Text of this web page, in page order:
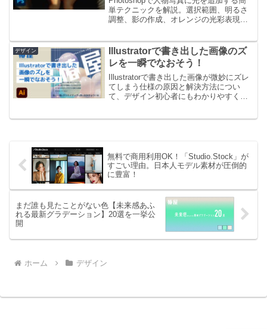
単テクニックを解説。選択範囲、明るさ
調整、影の作成、オレンジの光彩表現ま
デザイン
Illustratorで書き出した画像のズ
レを一瞬でなおそう！
Illustratorで書き出した画像が微妙にズレ
てしまう仕様の原因と解決方法につい
て、デザイン初心者にもわかりやすく解
無料で商用利用OK！「Studio.Stock」が
すごい理由。日本人モデル素材が圧倒的
に豊富！
まだ誰も見たことがない色【未来感あふ
れる最新グラデーション】20選を一挙公
開
ホーム デザイン